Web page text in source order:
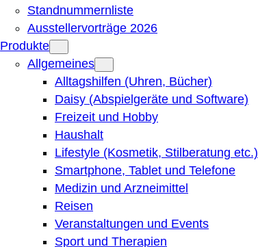
Standnummernliste
Ausstellervorträge 2026
Produkte
Allgemeines
Alltagshilfen (Uhren, Bücher)
Daisy (Abspielgeräte und Software)
Freizeit und Hobby
Haushalt
Lifestyle (Kosmetik, Stilberatung etc.)
Smartphone, Tablet und Telefone
Medizin und Arzneimittel
Reisen
Veranstaltungen und Events
Sport und Therapien